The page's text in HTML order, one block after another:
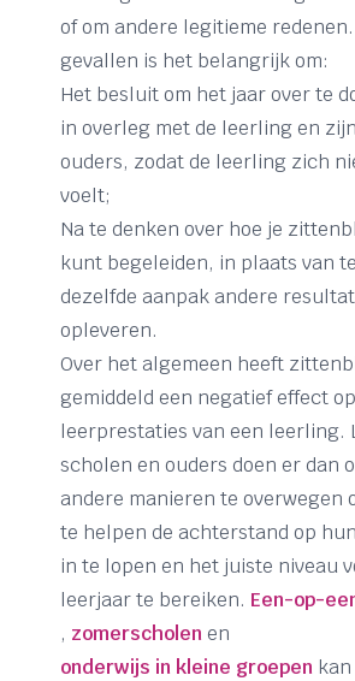
of om andere legitieme
gevallen is het belangrijk om:
Het besluit om het jaar over te
in overleg met de leerling en
ouders, zodat de leerling zich
voelt;
Na te denken over hoe je
kunt begeleiden, in plaats van
dezelfde aanpak andere
opleveren.
Over het algemeen heeft
gemiddeld een negatief effect
leerprestaties van een leerling.
scholen en ouders doen er dan
andere manieren te overwegen
te helpen de achterstand op
in te lopen en het juiste niveau
leerjaar te bereiken. Een-op-
, zomerscholen en
onderwijs in kleine groepen